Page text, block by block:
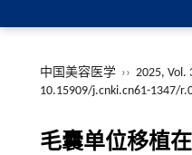
中国美容医学 ›› 2025, Vol.
10.15909/j.cnki.cn61-1347/
毛囊单位移植